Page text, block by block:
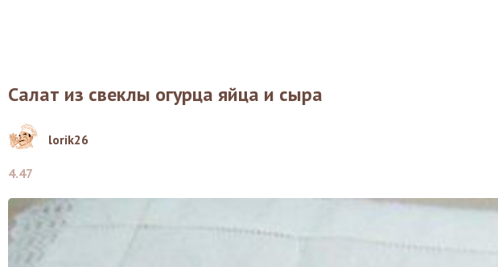
Салат из свеклы огурца яйца и сыра
lorik26
4.47